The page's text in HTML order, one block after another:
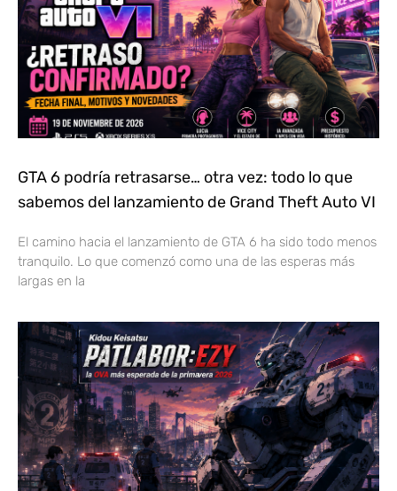
GTA 6 podría retrasarse… otra vez: todo lo que
sabemos del lanzamiento de Grand Theft Auto VI
El camino hacia el lanzamiento de GTA 6 ha sido todo menos
tranquilo. Lo que comenzó como una de las esperas más
largas en la